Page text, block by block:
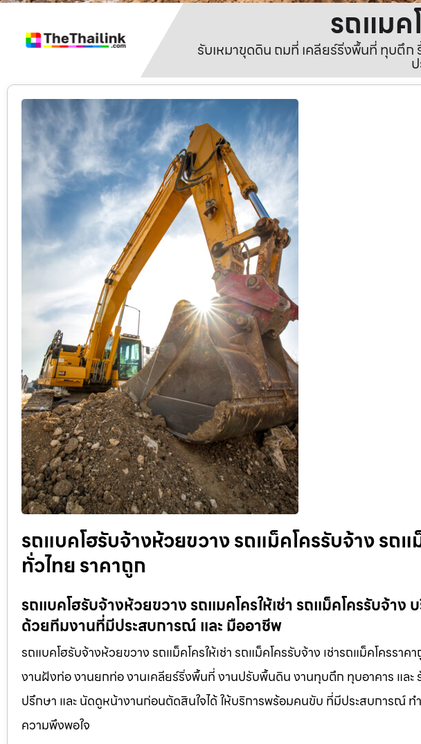
รถแมค
รับเหมาขุดดิน ถมที่ เคลียร์ริ่งพื้นที่ ทุบตึก
รถแบคโฮรับจ้างห้วยขวาง รถแม็คโครรับจ้าง รถแ
ทั่วไทย ราคาถูก
รถแบคโฮรับจ้างห้วยขวาง รถแมคโครให้เช่า รถแม็คโครรับจ้าง
ด้วยทีมงานที่มีประสบการณ์ และ มืออาชีพ
รถแบคโฮรับจ้างห้วยขวาง รถแม็คโครให้เช่า รถแม็คโครรับจ้าง เช่ารถแม็คโครรา
งานฝังท่อ งานยกท่อ งานเคลียร์ริ่งพื้นที่ งานปรับพื้นดิน งานทุบตึก ทุบอาคาร และ
ปรึกษา และ นัดดูหน้างานก่อนตัดสินใจได้ ให้บริการพร้อมคนขับ ที่มีประสบการณ์ ท
ความพึงพอใจ